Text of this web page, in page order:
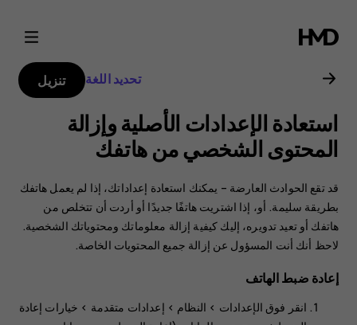
دليل
مستخدم
Nokia
G21
تحديد اللغة تنزيل
استعادة الإعدادات الأصلية وإزالة
المحتوى الشخصي من هاتفك
قد تقع الحوادث العارضة – يمكنك استعادة إعداداتك، إذا لم يعمل هاتفك
بطريقة سليمة. أو، إذا اشتريت هاتفًا جديدًا أو أردت أن تتخلص من
هاتفك أو تعيد تدويره، إليك كيفية إزالة معلوماتك ومحتوياتك الشخصية.
لاحظ أنك أنت المسؤول عن إزالة جميع المحتويات الخاصة.
إعادة ضبط الهاتف
انقر فوق الإعدادات‏‎ > النظام‏‎ > إعدادات متقدمة > خيارات إعادة